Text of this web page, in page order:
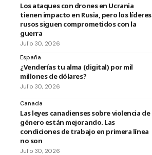
Los ataques con drones en Ucrania
tienen impacto en Rusia, pero los líderes
rusos siguen comprometidos con la
guerra
Julio 30, 2026
España
¿Venderías tu alma (digital) por mil
millones de dólares?
Julio 30, 2026
Canada
Las leyes canadienses sobre violencia de
género están mejorando. Las
condiciones de trabajo en primera línea
no son
Julio 30, 2026